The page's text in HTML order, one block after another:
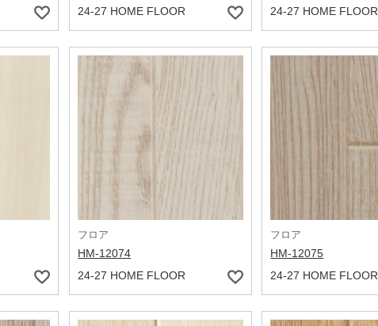
24-27 HOME FLOOR
24-27 HOME FLOOR
フロア
HM-12074
24-27 HOME FLOOR
フロア
HM-12075
24-27 HOME FLOOR